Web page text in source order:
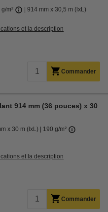
m² 914 mm x 30,5 m (lxL)
et la description
Commander
914 mm (36 pouces) x 30
x 30 m (lxL)
190 g/m²
et la description
Commander